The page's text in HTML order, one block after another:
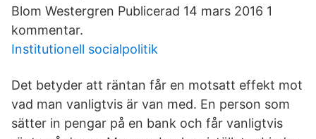
Blom Westergren Publicerad 14 mars 2016 1
kommentar.
Institutionell socialpolitik
Det betyder att räntan får en motsatt effekt mot
vad man vanligtvis är van med. En person som
sätter in pengar på en bank och får vanligtvis